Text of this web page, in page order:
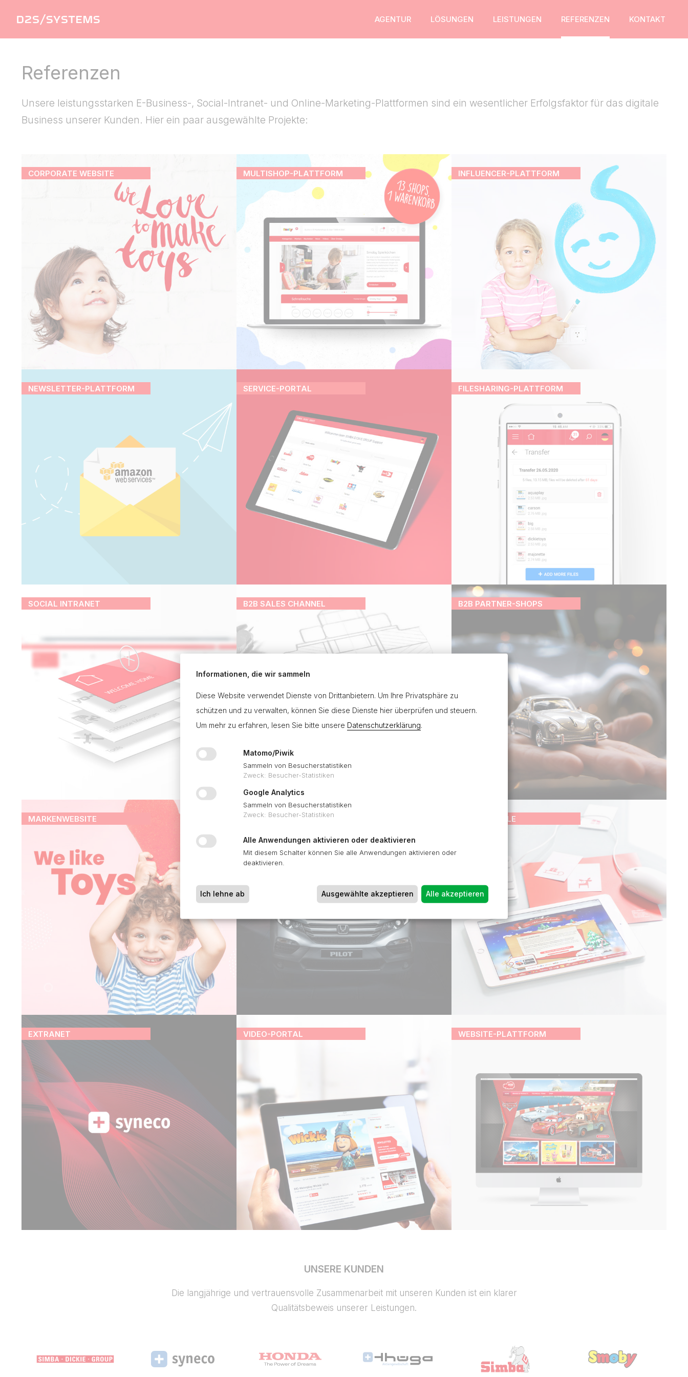
AGENTUR LÖSUNGEN LEISTUNGEN REFERENZEN KONTAKT
Referenzen
Unsere leistungsstarken E-Business-, Social-Intranet- und Online-Marketing-Plattformen sind ein wesentlicher Erfolgsfaktor für das digitale
Business unserer Kunden. Hier ein paar ausgewählte Projekte:
CORPORATE WEBSITE MULTISHOP-PLATTFORM INFLUENCER-PLATTFORM
NEWSLETTER-PLATTFORM SERVICE-PORTAL FILESHARING-PLATTFORM
SOCIAL INTRANET B2B SALES CHANNEL B2B PARTNER-SHOPS
MARKENWEBSITE MARKENWEBSITE GEWINNSPIELE
EXTRANET VIDEO-PORTAL WEBSITE-PLATTFORM
UNSERE KUNDEN
Die langjährige und vertrauensvolle Zusammenarbeit mit unseren Kunden ist ein klarer
Qualitätsbeweis unserer Leistungen.
Informationen, die wir sammeln
Diese Website verwendet Dienste von Drittanbietern. Um Ihre Privatsphäre zu
schützen und zu verwalten, können Sie diese Dienste hier überprüfen und steuern.
Um mehr zu erfahren, lesen Sie bitte unsere Datenschutzerklärung.
Matomo/Piwik
Sammeln von Besucherstatistiken
Zweck: Besucher-Statistiken
Google Analytics
Sammeln von Besucherstatistiken
Zweck: Besucher-Statistiken
Alle Anwendungen aktivieren oder deaktivieren
Mit diesem Schalter können Sie alle Anwendungen aktivieren oder
deaktivieren.
Ich lehne ab Ausgewählte akzeptieren Alle akzeptieren